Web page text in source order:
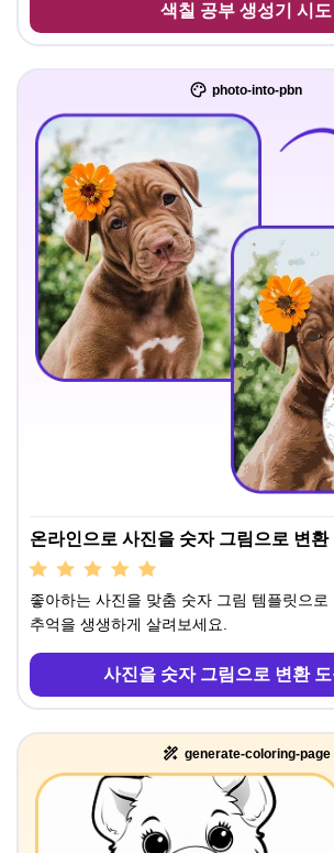
색칠 공부 생성기 시도
photo-into-pbn
온라인으로 사진을 숫자 그림으로 변환
좋아하는 사진을 맞춤 숫자 그림 템플릿으로
추억을 생생하게 살려보세요.
사진을 숫자 그림으로 변환
generate-coloring-page